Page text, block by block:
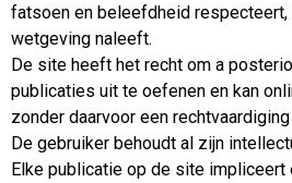
fatsoen en beleefdheid
wetgeving naleeft.
De site heeft het recht om a
publicaties uit te oefenen en kan
zonder daarvoor een
De gebruiker behoudt al zijn
Elke publicatie op de site impliceert